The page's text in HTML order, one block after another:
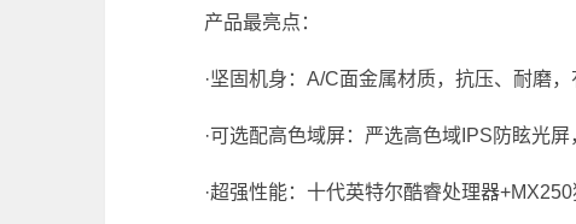
产品最亮点：
·坚固机身：A/C面金属材质，抗压、耐磨，
·可选配高色域屏：严选高色域IPS防眩光屏
·超强性能：十代英特尔酷睿处理器+MX250